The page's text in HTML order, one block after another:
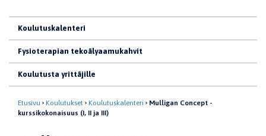
Koulutuskalenteri
Fysioterapian tekoälyaamukahvit
Koulutusta yrittäjille
Etusivu Koulutukset Koulutuskalenteri
Mulligan Concept -
kurssikokonaisuus (I, II ja III)